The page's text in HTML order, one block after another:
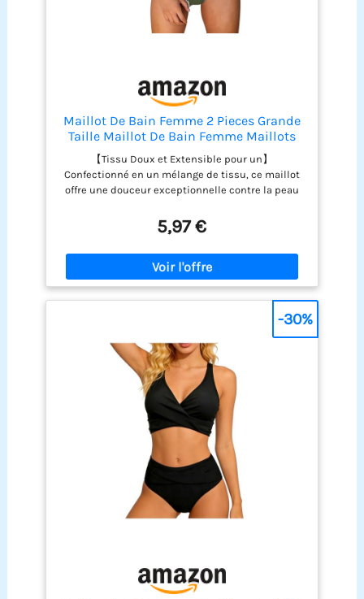
Maillot De Bain Femme 2 Pieces Grande
Taille Maillot De Bain Femme Maillots
Deux Pièces 2 Pieces Plage Shorty Taille
Haute Grande Bikini Gainant 001
Armeegrün, M
【Tissu Doux et Extensible pour un】
Confectionné en un mélange de tissu, ce maillot
offre une douceur exceptionnelle contre la peau
pour un confort ultime. Il épouse parfaitement vos
courbes sans jamais comprimer, pour un confort
absolu toute la journée 【Taille haute 】Les
maillots de bain de bikini taille haute ont un effet
de réduction du ventre qui aide à couvrir les
zones problématiques et vous font paraître
élancée et belle. Tout en étant confortable, il flatte
parfaitement la forme de votre corps 【Maillot De
Bain Femme 2 Pieces】 Ce bikini séparé vous offre
une liberté de mouvement totale. Haut De Maillot
De Bain Femme et Short De Bain Femme, parfait
pour la baignade ou les bains de soleil 【Maillot 2
pieces Femme Sexy】Charmante femme a besoin
d'un bikini femme. Cet maillot de bain 2 pièces
femme est élégant et élégant. Notre sexy maillot
de bain push up idéal pour l'été 【Plusieurs
scènes】 le maillot de bain est polyvalent et
adapté à diverses occasions. Que ce soit pour
surfer, prendre un bain de soleil, nager, assister à
une fête à la piscine, explorer les parcs
agréable
5,97 €
-30%